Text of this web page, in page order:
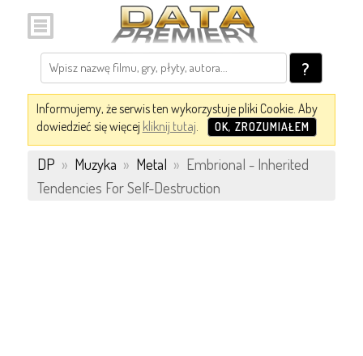
?
Informujemy, że serwis ten wykorzystuje pliki Cookie. Aby
dowiedzieć się więcej kliknij tutaj. OK, ZROZUMIAŁEM
DP » Muzyka » Metal » Embrional - Inherited
Tendencies For Self-Destruction